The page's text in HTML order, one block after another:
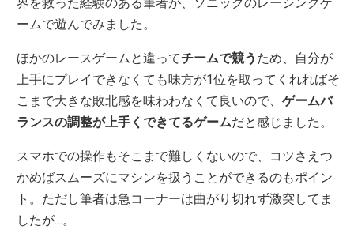
ームで遊んでみました。
ほかのレースゲームと違ってチームで競う ため、自分が
上手にプレイできなくても味方が1位を取ってくれればそ
こまで大きな敗北感を味わわなくて良いので、ゲームバ
ランスの調整が上手くできてるゲームだと感じました。
スマホでの操作もそこまで難しくないので、コツさえつ
かめばスムーズにマシンを扱うことができるのもポイン
ト。ただし筆者は急コーナーは曲がり切れず激突してま
したが…。